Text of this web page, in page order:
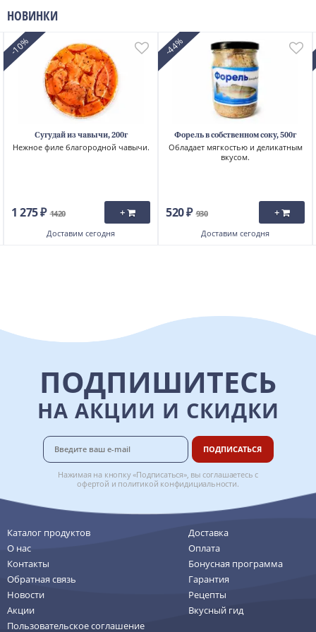
Дорада, сибас и форель
Японские деликатесы
Для настоящих мужчин
Полеты на самолете
Мурманские морепродукты
14 февраля
ХЭЛЛОУИН 2022
НОВИНКИ
-10%
Сугудай из чавычи, 200г
Нежное филе благородной чавычи.
1 275 ₽ 1420 +
Доставим сегодня
-44%
Форель в собственном соку, 500г
Обладает мягкостью и деликатным
вкусом.
520 ₽ 930 +
Доставим сегодня
ПОДПИШИТЕСЬ
НА АКЦИИ И СКИДКИ
ПОДПИСАТЬСЯ
Нажимая на кнопку «Подписаться», вы соглашаетесь с
офертой и политикой конфидициальности.
Каталог продуктов
О нас
Контакты
Обратная связь
Новости
Акции
Пользовательское соглашение
Доставка
Оплата
Бонусная программа
Гарантия
Рецепты
Вкусный гид